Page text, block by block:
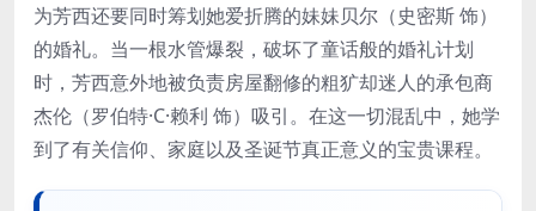
为芳西还要同时筹划她爱折腾的妹妹贝尔（史密斯 饰）
的婚礼。当一根水管爆裂，破坏了童话般的婚礼计划
时，芳西意外地被负责房屋翻修的粗犷却迷人的承包商
杰伦（罗伯特·C·赖利 饰）吸引。在这一切混乱中，她学
到了有关信仰、家庭以及圣诞节真正意义的宝贵课程。